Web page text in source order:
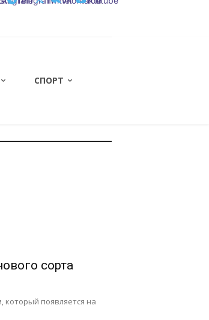
СПОРТ
сорта
появляется на